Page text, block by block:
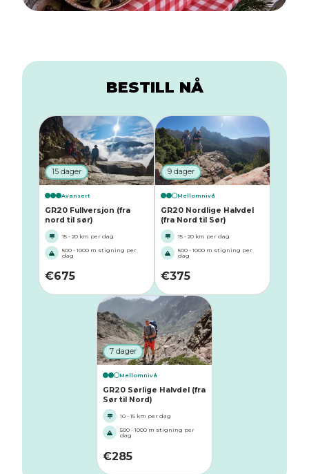
BESTILL NÅ
15 dager
Avansert
GR20 Fullversjon (fra
nord til sør)
15 - 20 km per dag
500 - 1000 m stigning per
dag
€675
9 dager
Mellomnivå
GR20 Nordlige Halvdel
(fra Nord til Sør)
15 - 20 km per dag
500 - 1000 m stigning per
dag
€375
7 dager
Mellomnivå
GR20 Sørlige Halvdel (fra
Sør til Nord)
10 - 15 km per dag
500 - 1000 m stigning per
dag
€285